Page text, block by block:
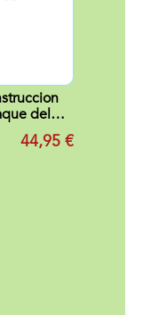
del
RT
44,95 €